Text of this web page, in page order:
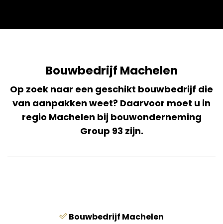
Bouwbedrijf Machelen
Op zoek naar een geschikt bouwbedrijf die
van aanpakken weet? Daarvoor moet u in
regio Machelen bij bouwonderneming
Group 93 zijn.
Bouwbedrijf Machelen